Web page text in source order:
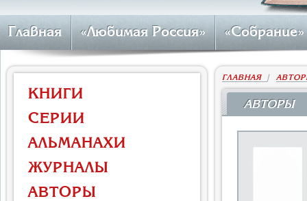
Главная «Любимая Россия» «Собрание»
КНИГИ
СЕРИИ
АЛЬМАНАХИ
ЖУРНАЛЫ
АВТОРЫ
Власть и церковь
Противостояние во время
массового голода
ГЛАВНАЯ |
АВТОРЫ